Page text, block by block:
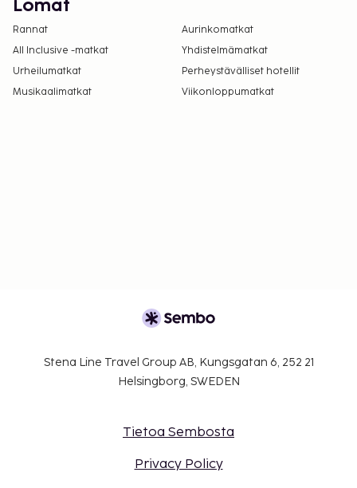
Hierontapalvelut tulee varata etukäteen.
Varauksen voi tehdä ottamalla
majoituspaikkaan yhteyttä ennen saapumista
soittamalla varausvahvistuksessa olevaan
numeroon.
Lomat
Rannat
Aurinkomatkat
All Inclusive -matkat
Yhdistelmämatkat
Urheilumatkat
Perheystävälliset hotellit
Musikaalimatkat
Viikonloppumatkat
Stena Line Travel Group AB, Kungsgatan 6, 252 21
Helsingborg, SWEDEN
Tietoa Sembosta
Privacy Policy